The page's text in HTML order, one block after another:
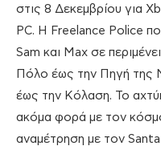
στις 8 Δεκεμβρίου για
PC. Η Freelance Police
Sam και Max σε
Πόλο έως την Πηγή της
έως την Κόλαση. Το
ακόμα φορά με τον
αναμέτρηση με τον